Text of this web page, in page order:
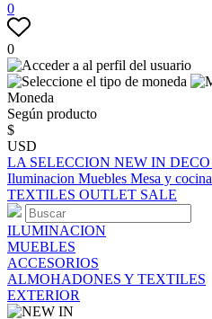
0
0
Moneda
Según producto
$
USD
LA SELECCION NEW IN DECO
Iluminacion Muebles Mesa y cocina
TEXTILES OUTLET SALE
ILUMINACION
MUEBLES
ACCESORIOS
ALMOHADONES Y TEXTILES
EXTERIOR